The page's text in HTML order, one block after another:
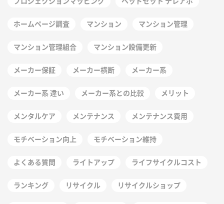
ホームページ調査 マンション マンション管理
マンション管理組合 マンション設備更新
メーカー保証 メーカー横断 メーカー系
メーカー系 違い メーカー系との比較 メリット
メンタルケア メンテナンス メンテナンス費用
モチベーション向上 モチベーション維持
よくある質問 ライトアップ ライフサイクルコスト
ランキング リサイクル リサイクルショップ